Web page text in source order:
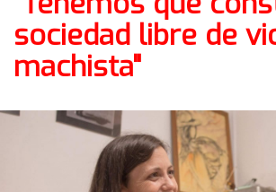
sociedad libre de
machista"